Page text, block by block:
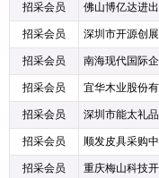
招采会员 佛山博亿达进
招采会员 深圳市开源创
招采会员 南海现代国际
招采会员 宜华木业股份
招采会员 深圳市能太礼
招采会员 顺发皮具采购
招采会员 重庆梅山科技